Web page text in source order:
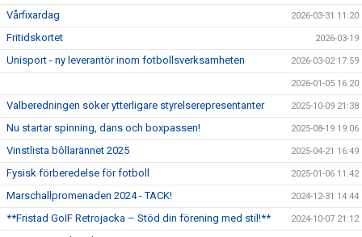
Vårfixardag 2026-03-31 11:20
Fritidskortet 2026-03-19
Unisport - ny leverantör inom fotbollsverksamheten 2026-03-02 17:59
2026-01-05 16:20
Valberedningen söker ytterligare styrelserepresentanter 2025-10-09 21:38
Nu startar spinning, dans och boxpassen! 2025-08-19 19:06
Vinstlista bôllarännet 2025 2025-04-21 16:49
Fysisk förberedelse för fotboll 2025-01-06 11:42
Marschallpromenaden 2024 - TACK! 2024-12-31 14:44
**Fristad GoIF Retrojacka – Stöd din förening med stil!** 2024-10-07 21:12